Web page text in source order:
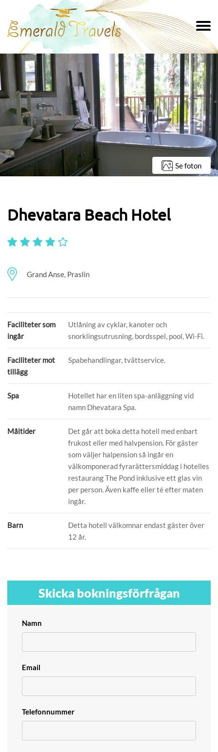
Se foton
Dhevatara Beach Hotel
Grand Anse, Praslin
Faciliteter som
ingår
Utlåning av cyklar, kanoter och
snorklingsutrusning, bordsspel, pool, Wi-Fi.
Faciliteter mot
tillägg
Spabehandlingar, tvättservice.
Spa
Hotellet har en liten spa-anläggning vid
namn Dhevatara Spa.
Måltider
Det går att boka detta hotell med enbart
frukost eller med halvpension. För gäster
som väljer halpension så ingår en
välkomponerad fyrarättersmiddag i hotelles
restaurang The Pond inklusive ett glas vin
per person. Även kaffe eller té efter maten
ingår.
Barn
Detta hotell välkomnar endast gäster över
12 år.
Skicka bokningsförfrågan
Namn
Email
Telefonnummer